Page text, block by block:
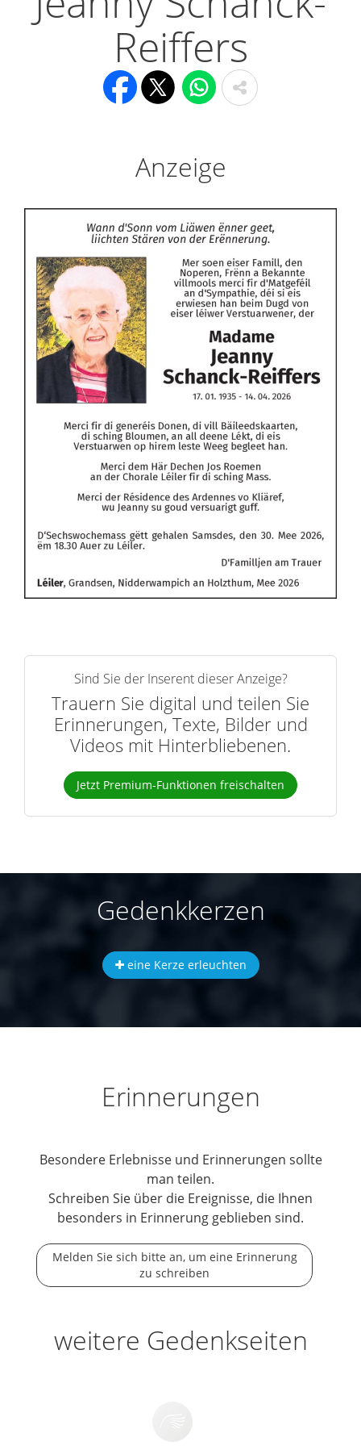
Reiffers
Anzeige
Sind Sie der Inserent dieser Anzeige?
Trauern Sie digital und teilen Sie
Erinnerungen, Texte, Bilder und
Videos mit Hinterbliebenen.
Jetzt Premium-Funktionen freischalten
Gedenkkerzen
eine Kerze erleuchten
Erinnerungen
Besondere Erlebnisse und Erinnerungen sollte
man teilen.
Schreiben Sie über die Ereignisse, die Ihnen
besonders in Erinnerung geblieben sind.
Melden Sie sich bitte an, um eine Erinnerung
zu schreiben
weitere Gedenkseiten